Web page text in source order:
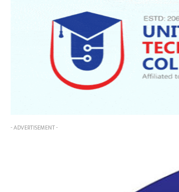
- ADVERTISEMENT -